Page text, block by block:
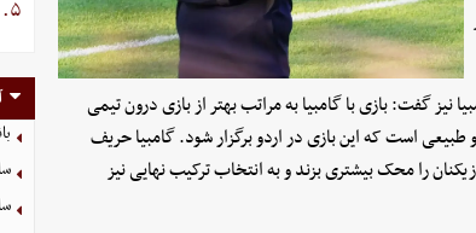
نیز گفت: بازی با گامبیا به مراتب بهتر از بازی درون تیمی
است که این بازی در اردو برگزار شود. گامبیا حریف
را محک بیشتری بزند و به انتخاب ترکیب نهایی نیز
۵.